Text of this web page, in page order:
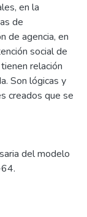
en la
de
de agencia, en
social de
relación
Son lógicas y
creados que se
del modelo